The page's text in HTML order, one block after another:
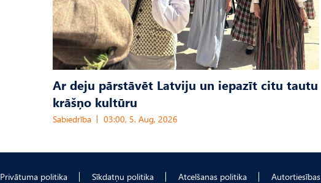
Ar deju pārstāvēt Latviju un iepazīt citu tautu
krāšņo kultūru
Sabiedrība 03:00, 5. Aug, 2026
Privātuma politika Sīkdatņu politika Atcelšanas politika Autortiesības